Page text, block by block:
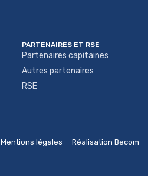
PARTENAIRES ET RSE
Partenaires capitaines
Autres partenaires
RSE
Mentions légales Réalisation Becom